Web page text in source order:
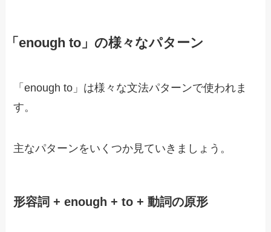
「enough to」の様々なパターン
「enough to」は様々な文法パターンで使われま
す。
主なパターンをいくつか見ていきましょう。
形容詞 + enough + to + 動詞の原形